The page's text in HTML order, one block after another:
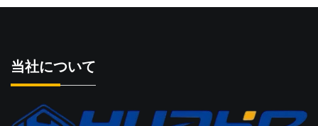
当社について